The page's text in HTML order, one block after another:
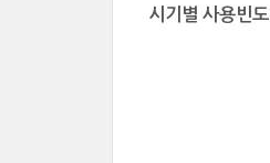
시기별 사용빈도